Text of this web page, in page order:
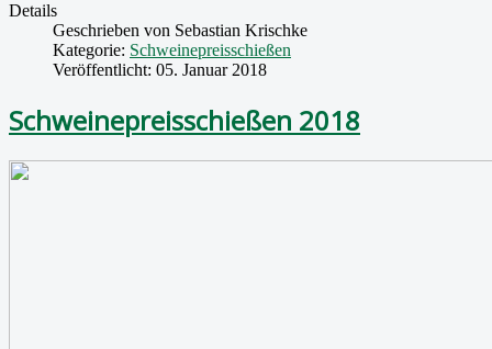
Details
Geschrieben von Sebastian Krischke
Kategorie: Schweinepreisschießen
Veröffentlicht: 05. Januar 2018
Schweinepreisschießen 2018